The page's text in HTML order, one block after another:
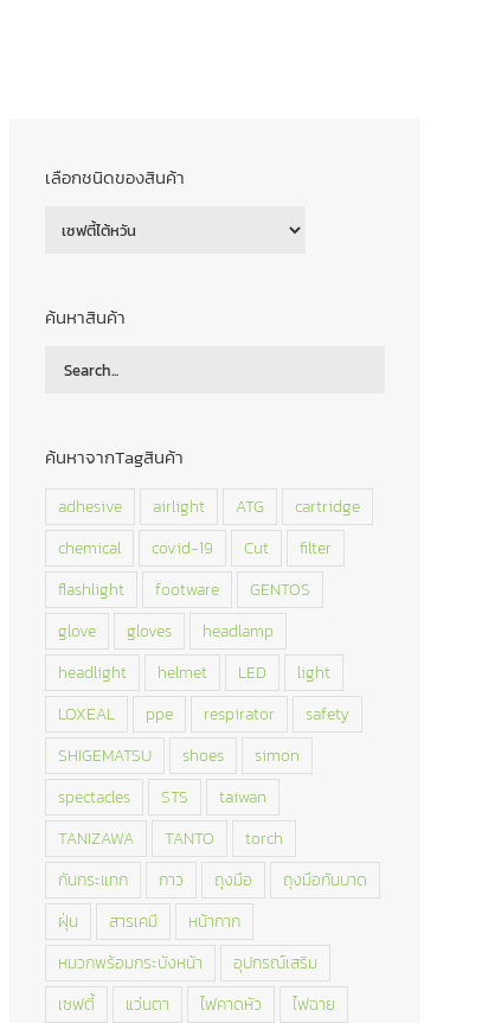
เลือกชนิดของสินค้า
ค้นหาสินค้า
ค้นหาจากTagสินค้า
adhesive airlight ATG
cartridge
chemical
covid-19 Cut
filter
flashlight
footware
GENTOS
glove
gloves
headlamp
headlight
helmet LED
light
LOXEAL
ppe respirator
safety
SHIGEMATSU
shoes
simon
spectacles
STS
taiwan
TANIZAWA
TANTO
torch
กันกระแทก
กาว ถุงมือ
ถุงมือกันบาด
ฝุ่น
สารเคมี
หน้ากาก
หมวกพร้อมกระบังหน้า
อุปกรณ์เสริม
เซฟตี้
แว่นตา ไฟคาดหัว
ไฟฉาย